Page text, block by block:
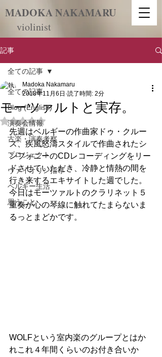
violinist
​MADOKA NAKAMARU
記事
全ての記事
Blog (English)
演奏会情報
古楽・演奏考察
プロジェクト
ヴァイオリン指導
ベルギー生活
思うこと
全ての記事
モーツァルトと実存。
Madoka Nakamaru
2018年11月6日 読了時間: 2分
5つ星のうちNaNと評価されています。
先週はベルギーの作曲家ドゥ・クルー
ス、疾風怒濤スタイルで作曲されたシ
ンフォニーのCDレコーディングをリー
ドさせていただき、冷静と情熱の間を
行き来するエキサイトした週でした。
今日はモーツァルトのクラリネット５
重奏が心の琴線に触れてたまらないま
るっとまどかです。
WOLFという室内楽のグループとはか
れこれ４年間くらいのお付き合いか